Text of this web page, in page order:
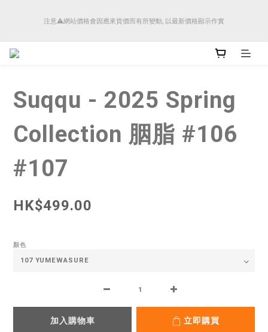
注意⚠️網站價格會因應來貨價而有所變動, 以最新價格顯示作實
順豐香港將於4月14日起減少SMS短訊發送, 所有快件自取訊息通知將全部改為透過官
Suqqu - 2025 Spring
Collection 胭脂 #106
#107
HK$499.00
顏色
加入購物車 立即購買